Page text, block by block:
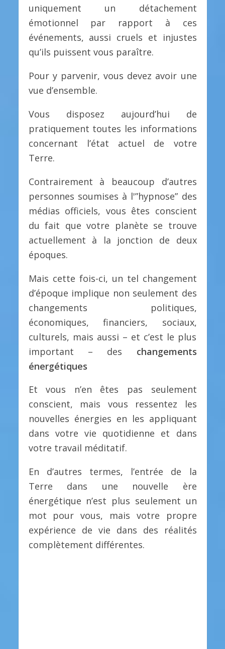
uniquement un détachement
émotionnel par rapport à ces
événements, aussi cruels et injustes
qu’ils puissent vous paraître.
Pour y parvenir, vous devez avoir une
vue d’ensemble.
Vous disposez aujourd’hui de
pratiquement toutes les informations
concernant l’état actuel de votre
Terre.
Contrairement à beaucoup d’autres
personnes soumises à l'”hypnose” des
médias officiels, vous êtes conscient
du fait que votre planète se trouve
actuellement à la jonction de deux
époques.
Mais cette fois-ci, un tel changement
d’époque implique non seulement des
changements politiques,
économiques, financiers, sociaux,
culturels, mais aussi – et c’est le plus
important – des changements
énergétiques
Et vous n’en êtes pas seulement
conscient, mais vous ressentez les
nouvelles énergies en les appliquant
dans votre vie quotidienne et dans
votre travail méditatif.
En d’autres termes, l’entrée de la
Terre dans une nouvelle ère
énergétique n’est plus seulement un
mot pour vous, mais votre propre
expérience de vie dans des réalités
complètement différentes.